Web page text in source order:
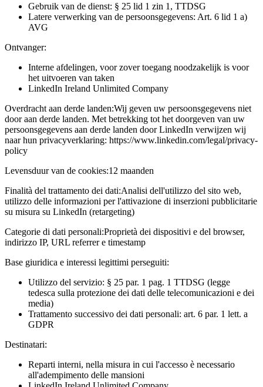
Gebruik van de dienst: § 25 lid 1 zin 1, TTDSG
Latere verwerking van de persoonsgegevens: Art. 6 lid 1 a)
AVG
Ontvanger:
Interne afdelingen, voor zover toegang noodzakelijk is voor
het uitvoeren van taken
LinkedIn Ireland Unlimited Company
Overdracht aan derde landen:Wij geven uw persoonsgegevens niet
door aan derde landen. Met betrekking tot het doorgeven van uw
persoonsgegevens aan derde landen door LinkedIn verwijzen wij
naar hun privacyverklaring: https://www.linkedin.com/legal/privacy-
policy
Levensduur van de cookies:12 maanden
Finalità del trattamento dei dati:Analisi dell'utilizzo del sito web,
utilizzo delle informazioni per l'attivazione di inserzioni pubblicitarie
su misura su LinkedIn (retargeting)
Categorie di dati personali:Proprietà dei dispositivi e del browser,
indirizzo IP, URL referrer e timestamp
Base giuridica e interessi legittimi perseguiti:
Utilizzo del servizio: § 25 par. 1 pag. 1 TTDSG (legge
tedesca sulla protezione dei dati delle telecomunicazioni e dei
media)
Trattamento successivo dei dati personali: art. 6 par. 1 lett. a
GDPR
Destinatari:
Reparti interni, nella misura in cui l'accesso è necessario
all'adempimento delle mansioni